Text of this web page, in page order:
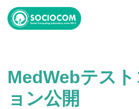
コ
ツ
へ
ス
MedWebテス
ョン公開